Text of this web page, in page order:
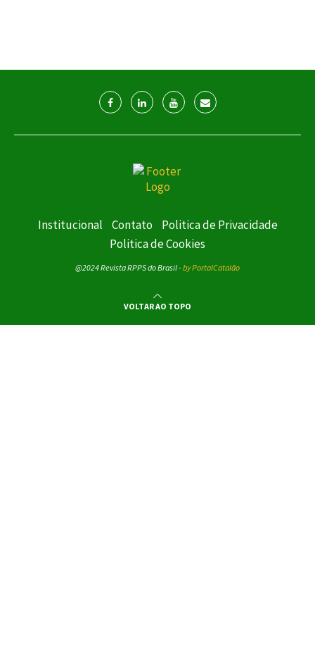
Institucional Contato
Politica de Privacidade
Politica de Cookies
@2024 Revista RPPS do Brasil - by PortalCatalão
VOLTAR AO TOPO